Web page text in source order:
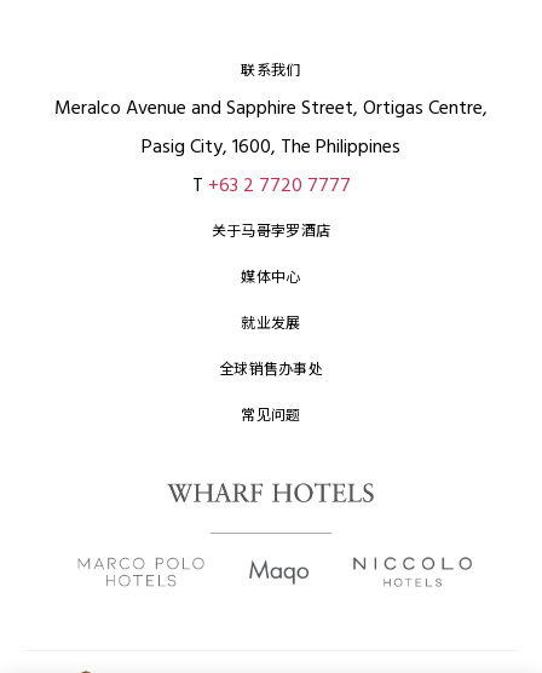
联系我们
Meralco Avenue and Sapphire Street, Ortigas Centre,
Pasig City, 1600, The Philippines
T +63 2 7720 7777
关于马哥孛罗酒店
媒体中心
就业发展
全球销售办事处
常见问题